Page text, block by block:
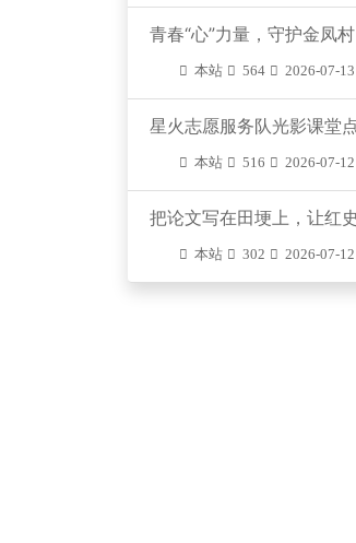
​青春“心”力量，守护金凤村
本站 564 2026-07-13
本站 516 2026-07-12
本站 302 2026-07-12